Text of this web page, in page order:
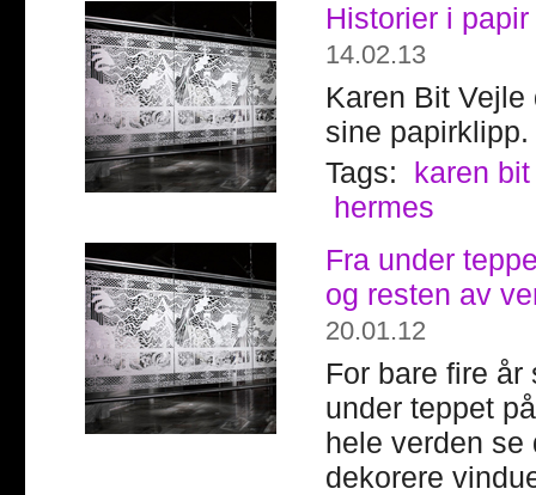
Historier i papir
14.02.13
Karen Bit
sine papirklipp.
Tags:
karen
hermes
Fra under
og resten av
20.01.12
For bare fire
under teppet
hele verden se
dekorere